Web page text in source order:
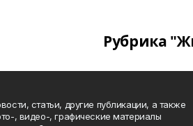
Рубрика
статьи, другие публикации, а также
, видео-, графические материалы